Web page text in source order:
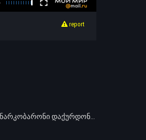
report
დაქურდონ…